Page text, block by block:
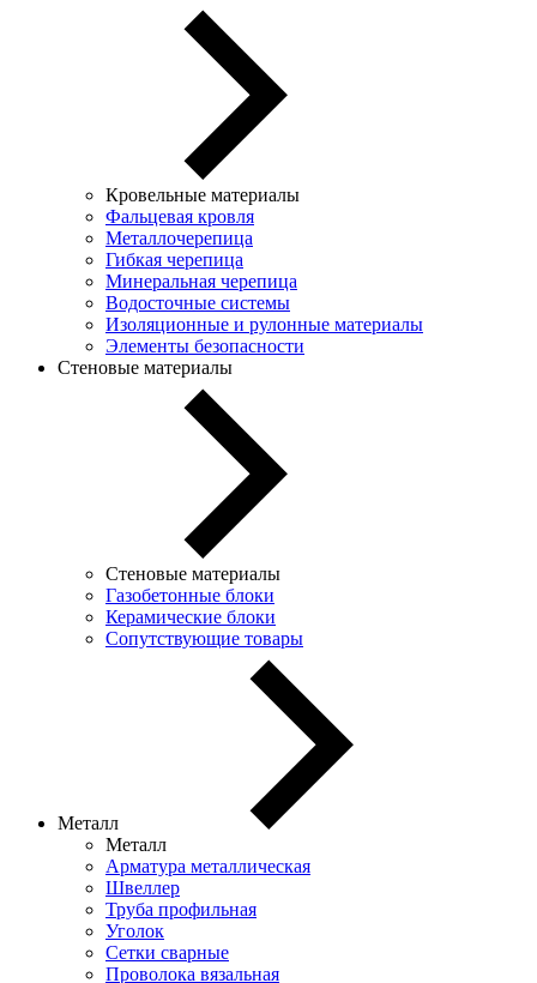
Кровельные материалы
Фальцевая кровля
Металлочерепица
Гибкая черепица
Минеральная черепица
Водосточные системы
Изоляционные и рулонные материалы
Элементы безопасности
Стеновые материалы
Стеновые материалы
Газобетонные блоки
Керамические блоки
Сопутствующие товары
Металл
Металл
Арматура металлическая
Швеллер
Труба профильная
Уголок
Сетки сварные
Проволока вязальная